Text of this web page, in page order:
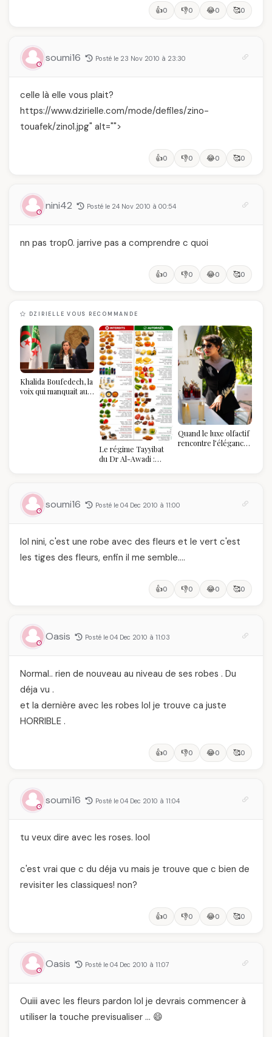
👍0 👎0 😂0 🥰0
soumi16 Posté le 23 Nov 2010 à 23:30
celle là elle vous plait?
https://www.dzirielle.com/mode/defiles/zino-
touafek/zino1.jpg" alt="">
👍0 👎0 😂0 🥰0
nini42 Posté le 24 Nov 2010 à 00:54
nn pas trop0. jarrive pas a comprendre c quoi
👍0 👎0 😂0 🥰0
DZIRIELLE VOUS RECOMMANDE
Khalida Boufedech, la
voix qui manquait au
Le régime Tayyibat
du Dr Al-Awadi :
vraiment savoir
Quand le luxe olfactif
rencontre l’élégance
soumi16 Posté le 04 Dec 2010 à 11:00
lol nini, c'est une robe avec des fleurs et le vert c'est
les tiges des fleurs, enfin il me semble….
👍0 👎0 😂0 🥰0
Oasis Posté le 04 Dec 2010 à 11:03
Normal.. rien de nouveau au niveau de ses robes . Du
déja vu .
et la dernière avec les robes lol je trouve ca juste
HORRIBLE .
👍0 👎0 😂0 🥰0
soumi16 Posté le 04 Dec 2010 à 11:04
tu veux dire avec les roses. lool
c'est vrai que c du déja vu mais je trouve que c bien de
revisiter les classiques! non?
👍0 👎0 😂0 🥰0
Oasis Posté le 04 Dec 2010 à 11:07
Ouiii avec les fleurs pardon lol je devrais commencer à
utiliser la touche previsualiser … 😄